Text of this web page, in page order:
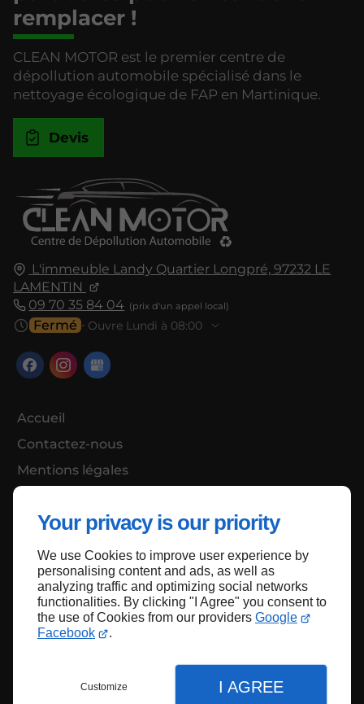
Your privacy is our priority
We use Cookies to improve user experience by
personalising content and ads, as well as
analyzing traffic and optimizing social networks
functionalities. By clicking "I Agree" you consent to
the use of Cookies from our providers Google
Facebook
.
Customize I AGREE
L'immeuble Landy Quartier Longpré, 97232 LE
LAMENTIN
09 70 35 84 04
Fermé ⋅ Ouvre Lundi à 08:00
Accueil
Contactez-nous
Mentions légales
remplacer !
CLEAN MOTOR est le premier centre de
dépollution automobile spécialisé dans le
nettoyage écologique de FAP en Martinique.
Devis
Haut de page